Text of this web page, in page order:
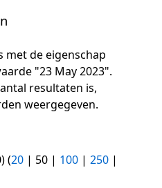
met de eigenschap
"23 May 2023".
resultaten is,
weergegeven.
) (20 | 50 | 100 | 250 |